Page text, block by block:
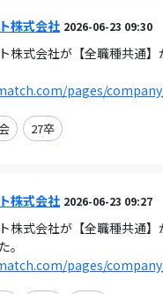
株式会社 2026-06-23 09:30
株式会社が【全職種共通
pages/
27卒
株式会社 2026-06-23 09:27
株式会社が【全職種共通
。
pages/